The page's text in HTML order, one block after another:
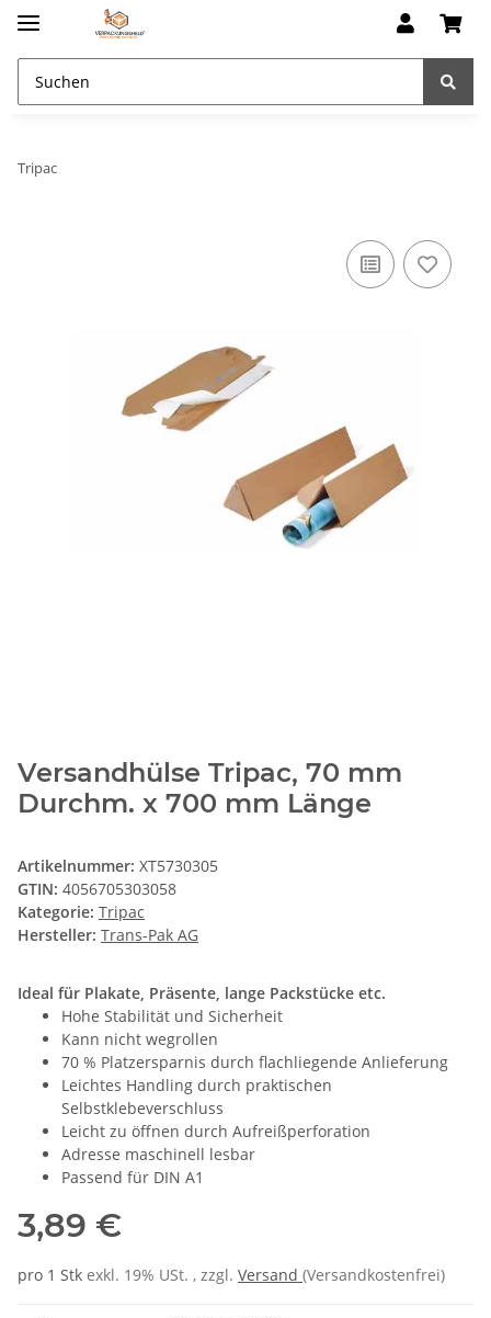
Tripac
Versandhülse Tripac, 70 mm
Durchm. x 700 mm Länge
Artikelnummer: XT5730305
GTIN: 4056705303058
Kategorie: Tripac
Hersteller: Trans-Pak AG
Ideal für Plakate, Präsente, lange Packstücke etc.
Hohe Stabilität und Sicherheit
Kann nicht wegrollen
70 % Platzersparnis durch flachliegende Anlieferung
Leichtes Handling durch praktischen
Selbstklebeverschluss
Leicht zu öffnen durch Aufreißperforation
Adresse maschinell lesbar
Passend für DIN A1
3,89 €
pro 1 Stk exkl. 19% USt. , zzgl. Versand (Versandkostenfrei)